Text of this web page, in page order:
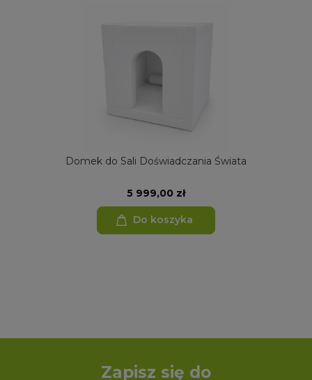
Domek do Sali Doświadczania Świata
5 999,00 zł
Do koszyka
Zapisz się do